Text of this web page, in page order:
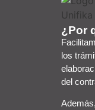
¿Por
los
del